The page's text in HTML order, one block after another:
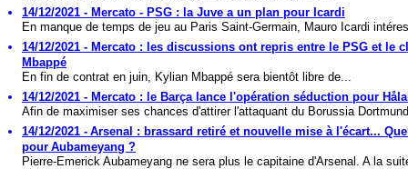
14/12/2021 - Mercato - PSG : la Juve a un plan pour Icardi
En manque de temps de jeu au Paris Saint-Germain, Mauro Icardi
14/12/2021 - Mercato : les discussions ont repris entre le PSG et le
Mbappé
En fin de contrat en juin, Kylian Mbappé sera bientôt libre de...
14/12/2021 - Mercato : le Barça lance l'opération séduction pour
Afin de maximiser ses chances d'attirer l'attaquant du Borussia
14/12/2021 - Arsenal : brassard retiré et nouvelle mise à l'écart...
pour Aubameyang ?
Pierre-Emerick Aubameyang ne sera plus le capitaine d'Arsenal. A la